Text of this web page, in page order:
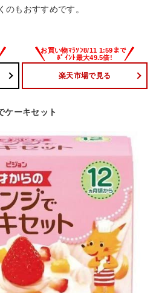
のもおすすめです。
楽天市場で見る
ケーキセット